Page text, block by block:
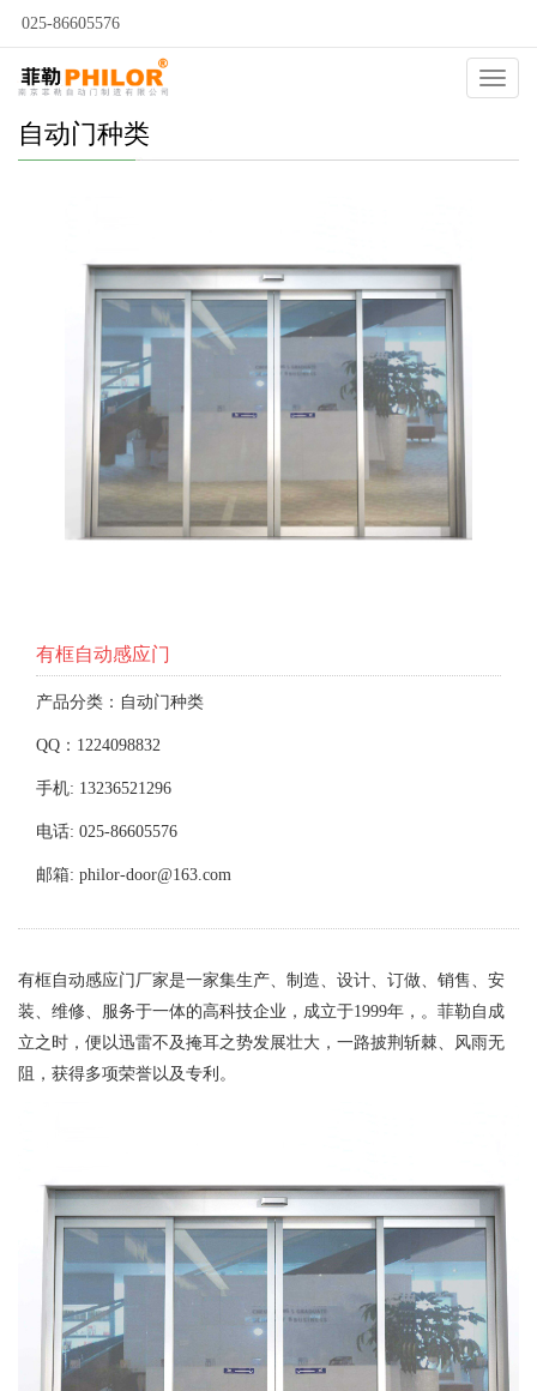
025-86605576
自动门种类
有框自动感应门
产品分类：自动门种类
QQ：1224098832
手机: 13236521296
电话: 025-86605576
邮箱: philor-door@163.com
有框自动感应门厂家是一家集生产、制造、设计、订做、销售、安
装、维修、服务于一体的高科技企业，成立于1999年，。菲勒自成
立之时，便以迅雷不及掩耳之势发展壮大，一路披荆斩棘、风雨无
阻，获得多项荣誉以及专利。